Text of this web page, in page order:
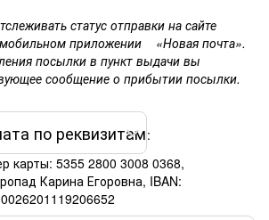
статус отправки на сайте
приложении «Новая почта».
посылки в пункт выдачи вы
сообщение о прибытии посылки.
по реквизитам:
карты: 5355 2800 3008 0368,
Карина Егоровна, IBAN: